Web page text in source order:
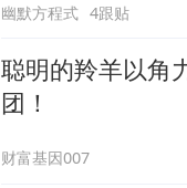
幽默方程式 4跟贴
聪明的羚羊以角
团！
财富基因007